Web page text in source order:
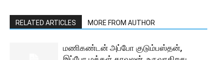
RELATED ARTICLES MORE FROM AUTHOR
மணிகண்டன் அப்போ குடும்பஸ்தன்,